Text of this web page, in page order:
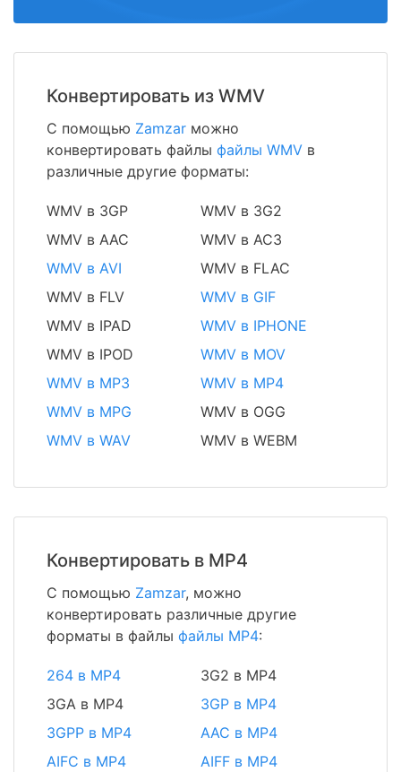
Конвертировать из WMV
С помощью Zamzar можно
конвертировать файлы файлы WMV в
различные другие форматы:
WMV в 3GP
WMV в 3G2
WMV в AAC
WMV в AC3
WMV в AVI
WMV в FLAC
WMV в FLV
WMV в GIF
WMV в IPAD
WMV в IPHONE
WMV в IPOD
WMV в MOV
WMV в MP3
WMV в MP4
WMV в MPG
WMV в OGG
WMV в WAV
WMV в WEBM
Конвертировать в MP4
С помощью Zamzar, можно
конвертировать различные другие
форматы в файлы файлы MP4:
264 в MP4
3G2 в MP4
3GA в MP4
3GP в MP4
3GPP в MP4
AAC в MP4
AIFC в MP4
AIFF в MP4